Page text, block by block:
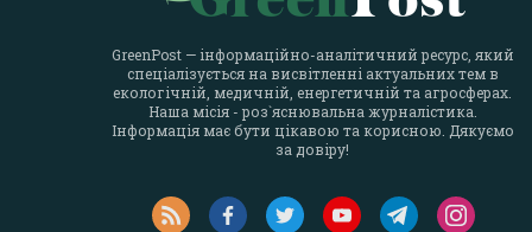
GreenPost — інформаційно-аналітичний ресурс, який
спеціалізується на висвітленні актуальних тем в
екологічній, медичній, енергетичній та агросферах.
Наша місія - роз`яснювальна журналістика.
Інформація має бути цікавою та корисною. Дякуємо
за довіру!